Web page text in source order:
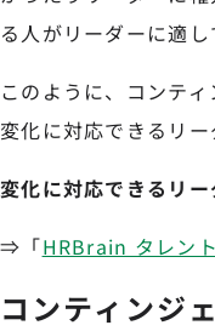
る人がリーダーに適し
このように、コンテ
変化に対応できるリー
変化に対応できるリ
⇒「HRBrain タレン
コンティンジ